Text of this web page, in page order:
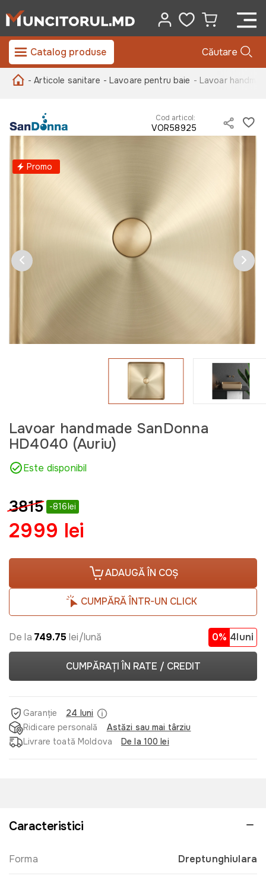
Catalog produse Căutare
- Articole sanitare - Lavoare pentru baie - Lavoar
Cod articol:
VOR58925
Promo
Lavoar handmade SanDonna
HD4040 (Auriu)
Este disponibil
3815 -816lei
2999 lei
ADAUGĂ ÎN COȘ
CUMPĂRĂ ÎNTR-UN CLICK
De la 749.75 lei/lună 0% 4luni
CUMPĂRAȚI ÎN RATE / CREDIT
Garanție
24 luni
Ridicare personală
Astăzi sau mai târziu
Livrare toată Moldova
De la 100 lei
Caracteristici
Forma Dreptunghiulara